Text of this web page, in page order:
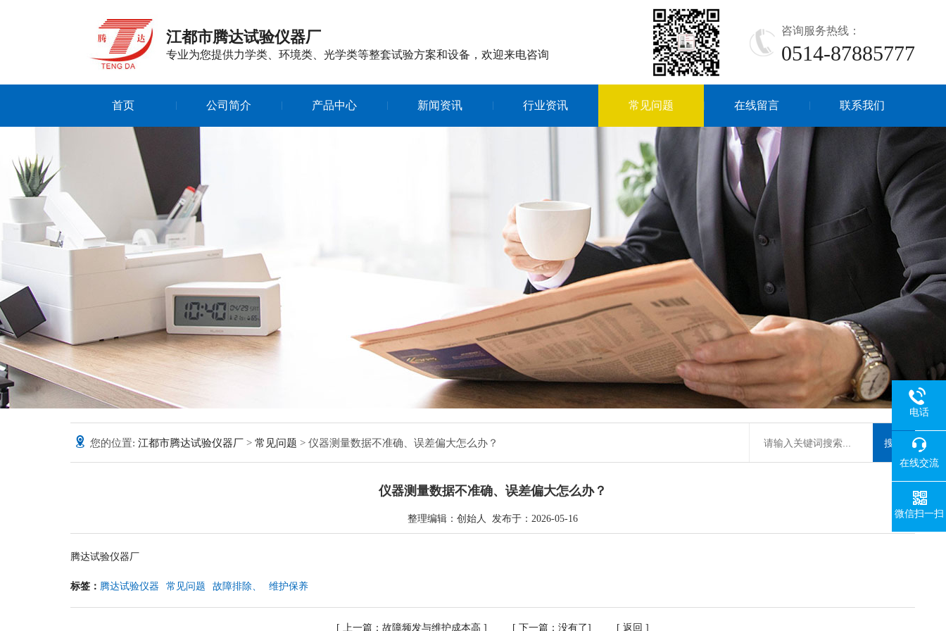
江都市腾达试验仪器厂
专业为您提供力学类、环境类、光学类等整套试验方案和设备，欢迎来电咨询
咨询服务热线：
0514-87885777
首页 公司简介 产品中心 新闻资讯 行业资讯 常见问题 在线留言 联系我们
您的位置: 江都市腾达试验仪器厂 > 常见问题 > 仪器测量数据不准确、误差偏大怎么办？
仪器测量数据不准确、误差偏大怎么办？
整理编辑：创始人 发布于：2026-05-16
腾达试验仪器厂
标签： 腾达试验仪器 常见问题 故障排除、 维护保养
[ 上一篇： 故障频发与维护成本高 ] [ 下一篇：没有了] [ 返回 ]
电话
在线交流
微信扫一扫